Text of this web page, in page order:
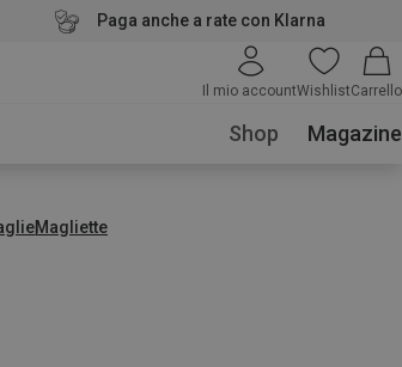
Paga anche a rate con Klarna
Il mio accountWishlistCarrello
Shop Magazine
Magliette